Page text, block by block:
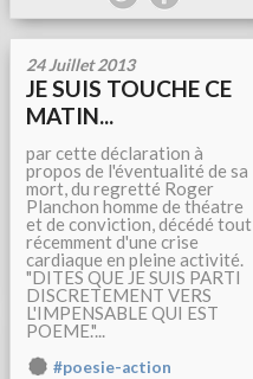
24 Juillet 2013
JE SUIS TOUCHE CE
MATIN...
par cette déclaration à
propos de l'éventualité de sa
mort, du regretté Roger
Planchon homme de théatre
et de conviction, décédé tout
récemment d'une crise
cardiaque en pleine activité.
"DITES QUE JE SUIS PARTI
DISCRETEMENT VERS
L'IMPENSABLE QUI EST
POEME."...
#poesie-action